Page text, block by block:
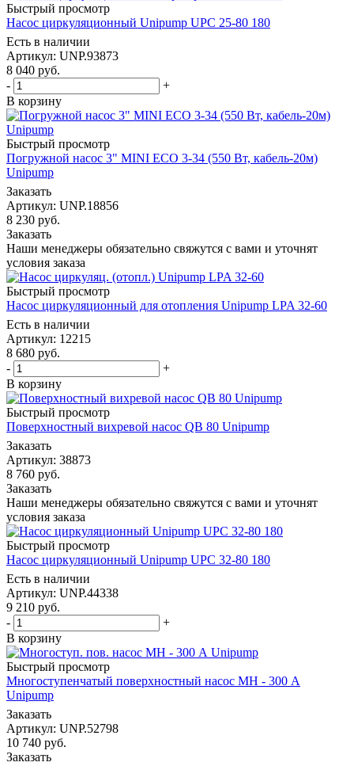
Быстрый просмотр
Насос циркуляционный Unipump UPC 25-80 180
Есть в наличии
Артикул: UNP.93873
8 040 руб.
-
+
В корзину
Быстрый просмотр
Погружной насос 3" MINI ECO 3-34 (550 Вт, кабель-20м)
Unipump
Заказать
Артикул: UNP.18856
8 230 руб.
Заказать
Наши менеджеры обязательно свяжутся с вами и уточнят
условия заказа
Быстрый просмотр
Насос циркуляционный для отопления Unipump LPA 32-60
Есть в наличии
Артикул: 12215
8 680 руб.
-
+
В корзину
Быстрый просмотр
Поверхностный вихревой насос QB 80 Unipump
Заказать
Артикул: 38873
8 760 руб.
Заказать
Наши менеджеры обязательно свяжутся с вами и уточнят
условия заказа
Быстрый просмотр
Насос циркуляционный Unipump UPС 32-80 180
Есть в наличии
Артикул: UNP.44338
9 210 руб.
-
+
В корзину
Быстрый просмотр
Многоступенчатый поверхностный насос МН - 300 А
Unipump
Заказать
Артикул: UNP.52798
10 740 руб.
Заказать